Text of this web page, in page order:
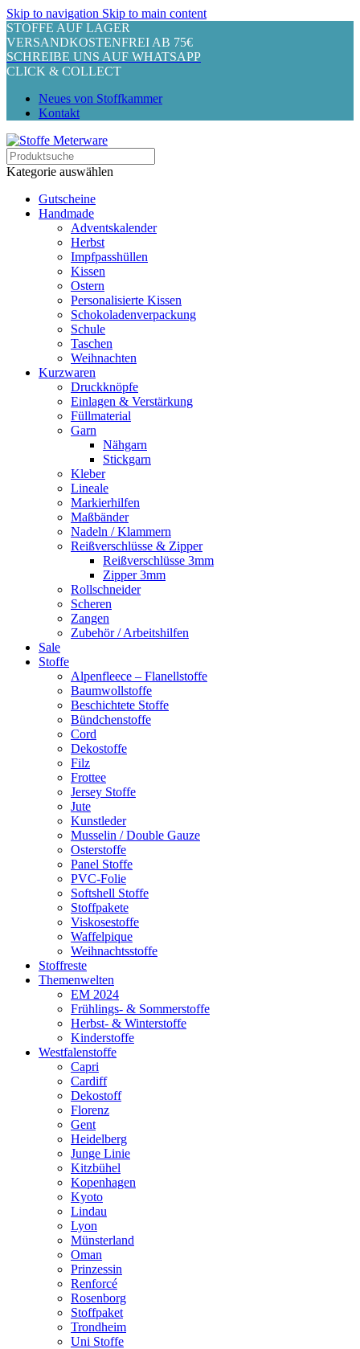
Skip to navigation Skip to main content
STOFFE AUF LAGER
VERSANDKOSTENFREI AB 75€
SCHREIBE UNS AUF WHATSAPP
CLICK & COLLECT
Neues von Stoffkammer
Kontakt
Kategorie auswählen
Gutscheine
Handmade
Adventskalender
Herbst
Impfpasshüllen
Kissen
Ostern
Personalisierte Kissen
Schokoladenverpackung
Schule
Taschen
Weihnachten
Kurzwaren
Druckknöpfe
Einlagen & Verstärkung
Füllmaterial
Garn
Nähgarn
Stickgarn
Kleber
Lineale
Markierhilfen
Maßbänder
Nadeln / Klammern
Reißverschlüsse & Zipper
Reißverschlüsse 3mm
Zipper 3mm
Rollschneider
Scheren
Zangen
Zubehör / Arbeitshilfen
Sale
Stoffe
Alpenfleece – Flanellstoffe
Baumwollstoffe
Beschichtete Stoffe
Bündchenstoffe
Cord
Dekostoffe
Filz
Frottee
Jersey Stoffe
Jute
Kunstleder
Musselin / Double Gauze
Osterstoffe
Panel Stoffe
PVC-Folie
Softshell Stoffe
Stoffpakete
Viskosestoffe
Waffelpique
Weihnachtsstoffe
Stoffreste
Themenwelten
EM 2024
Frühlings- & Sommerstoffe
Herbst- & Winterstoffe
Kinderstoffe
Westfalenstoffe
Capri
Cardiff
Dekostoff
Florenz
Gent
Heidelberg
Junge Linie
Kitzbühel
Kopenhagen
Kyoto
Lindau
Lyon
Münsterland
Oman
Prinzessin
Renforcé
Rosenborg
Stoffpaket
Trondheim
Uni Stoffe